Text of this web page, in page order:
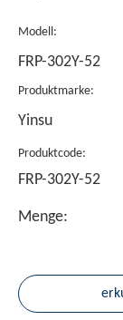
Modell:
FRP-302Y-52
Produktmarke:
Yinsu
Produktcode:
FRP-302Y-52
Menge: